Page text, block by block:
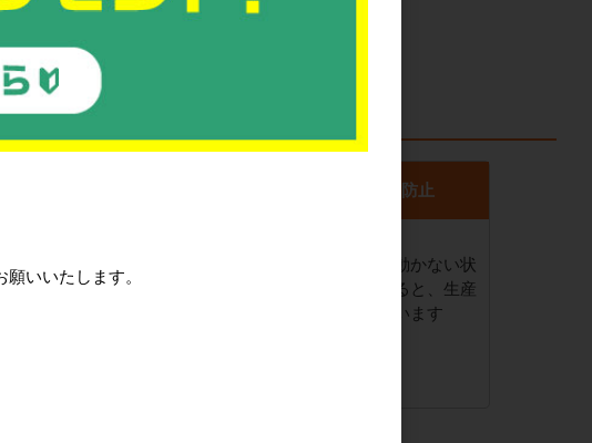
とは、大きな事故に繋がり
生産性の低下を防止
キャスターがうまく動かない状
態などで使用し続けると、生産
性も落ちてしまいます
いいたします。